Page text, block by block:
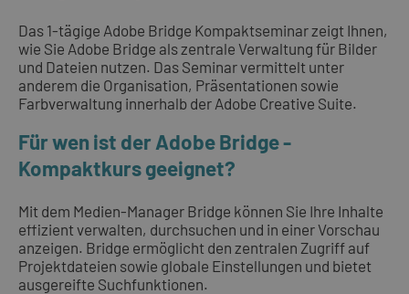
Das 1-tägige Adobe Bridge Kompaktseminar zeigt Ihnen,
wie Sie Adobe Bridge als zentrale Verwaltung für Bilder
und Dateien nutzen. Das Seminar vermittelt unter
anderem die Organisation, Präsentationen sowie
Farbverwaltung innerhalb der Adobe Creative Suite.
Für wen ist der Adobe Bridge -
Kompaktkurs geeignet?
Mit dem Medien-Manager Bridge können Sie Ihre Inhalte
effizient verwalten, durchsuchen und in einer Vorschau
anzeigen. Bridge ermöglicht den zentralen Zugriff auf
Projektdateien sowie globale Einstellungen und bietet
ausgereifte Suchfunktionen.